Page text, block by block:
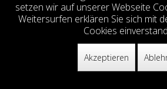
setzen wir auf unserer Webseite
Weitersurfen erklären Sie sich mit
Cookies
Akzeptieren